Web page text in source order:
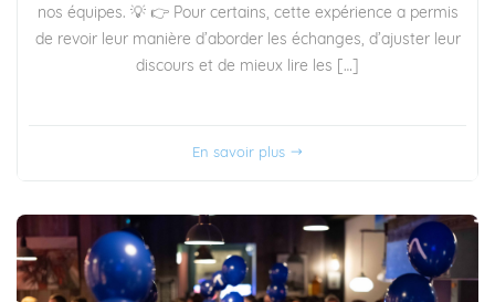
nos équipes. 💡 👉 Pour certains, cette expérience a permis
de revoir leur manière d’aborder les échanges, d’ajuster leur
discours et de mieux lire les […]
En savoir plus